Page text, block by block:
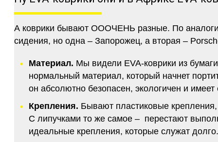
А коврики бывают ОООЧЕНЬ разные. По
сидения, но одна – Запорожец, а вторая –
Материал. Мы видели EVA-коврики из
нормальный материал, который начнет
он абсолютно безопасен, экологичен и
Крепления. Бывают пластиковые
С липучками то же самое – перестают
идеальные крепления, которые служат